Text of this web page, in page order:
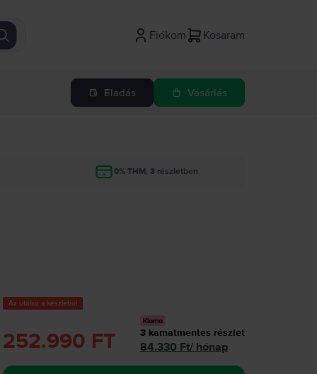
Fiókom Kosaram
Eladás Vásárlás
0% THM, 3 részletben
Az utolsó a készletről
252.990 FT 3 kamatmentes részlet
84.330 Ft/ hónap